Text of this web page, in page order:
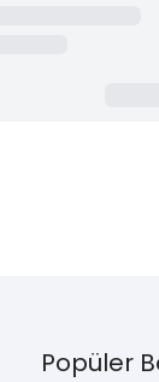
Popüler